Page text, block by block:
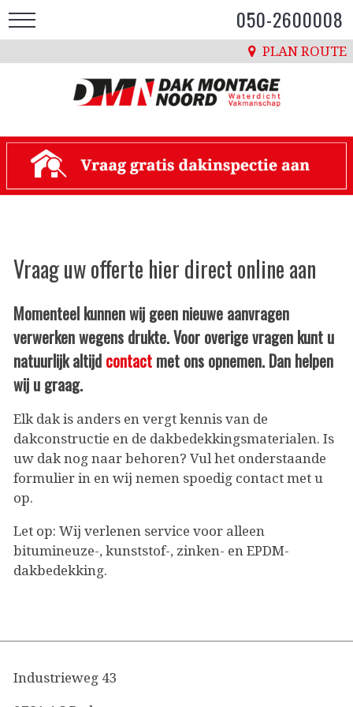
050-2600008
PLAN ROUTE
Vraag uw offerte hier direct online aan
Momenteel kunnen wij geen nieuwe aanvragen
verwerken wegens drukte. Voor overige vragen kunt u
natuurlijk altijd contact met ons opnemen. Dan helpen
wij u graag.
Elk dak is anders en vergt kennis van de
dakconstructie en de dakbedekkingsmaterialen. Is
uw dak nog naar behoren? Vul het onderstaande
formulier in en wij nemen spoedig contact met u
op.
Let op: Wij verlenen service voor alleen
bitumineuze-, kunststof-, zinken- en EPDM-
dakbedekking.
Industrieweg 43